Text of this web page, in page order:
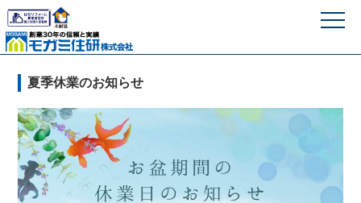
モガミ住研株式
夏季休業のお知らせ